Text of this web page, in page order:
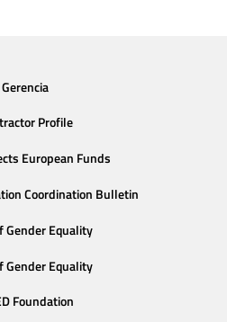
Gerencia
Profile
European Funds
Coordination Bulletin
Gender Equality
Gender Equality
Foundation